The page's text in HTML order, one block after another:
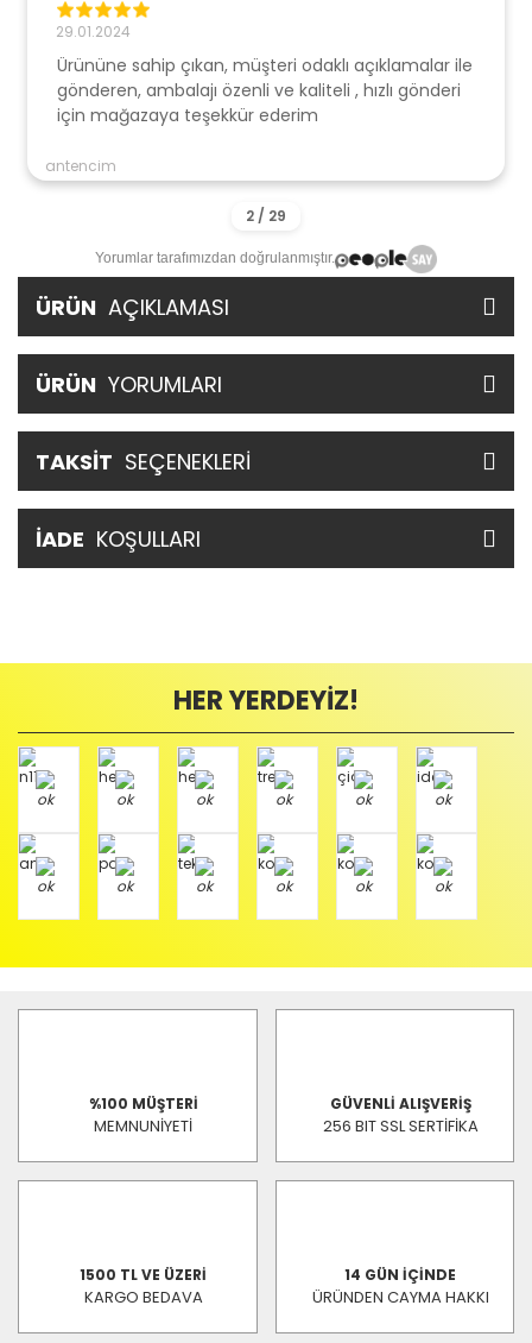
29.01.2024
Ürününe sahip çıkan, müşteri odaklı açıklamalar ile
gönderen, ambalajı özenli ve kaliteli , hızlı gönderi
için mağazaya teşekkür ederim
antencim
Yorumlar tarafımızdan doğrulanmıştır.
ÜRÜN AÇIKLAMASI
ÜRÜN YORUMLARI
TAKSİT SEÇENEKLERİ
İADE KOŞULLARI
HER YERDEYİZ!
%100 MÜŞTERİ
MEMNUNİYETİ
GÜVENLİ ALIŞVERİŞ
256 BIT SSL SERTİFİKA
1500 TL VE ÜZERİ
KARGO BEDAVA
14 GÜN İÇİNDE
ÜRÜNDEN CAYMA HAKKI